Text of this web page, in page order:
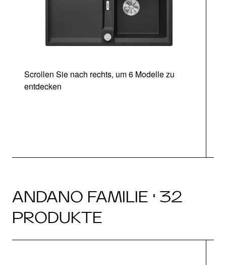
Scrollen Sie nach rechts, um 6 Modelle zu
entdecken
ANDANO FAMILIE · 32
PRODUKTE